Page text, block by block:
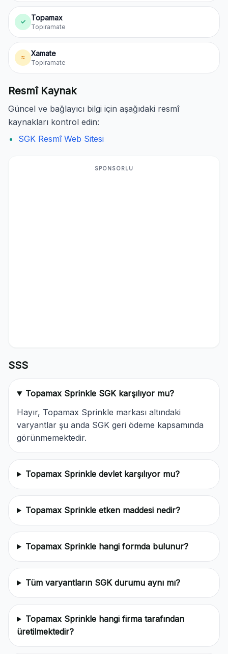
✓ Topamax
Topiramate
≈ Xamate
Topiramate
Resmî Kaynak
Güncel ve bağlayıcı bilgi için aşağıdaki resmî
kaynakları kontrol edin:
SGK Resmî Web Sitesi
SPONSORLU
SSS
Topamax Sprinkle SGK karşılıyor mu?
Hayır, Topamax Sprinkle markası altındaki
varyantlar şu anda SGK geri ödeme kapsamında
görünmemektedir.
Topamax Sprinkle devlet karşılıyor mu?
Topamax Sprinkle etken maddesi nedir?
Topamax Sprinkle hangi formda bulunur?
Tüm varyantların SGK durumu aynı mı?
Topamax Sprinkle hangi firma tarafından
üretilmektedir?